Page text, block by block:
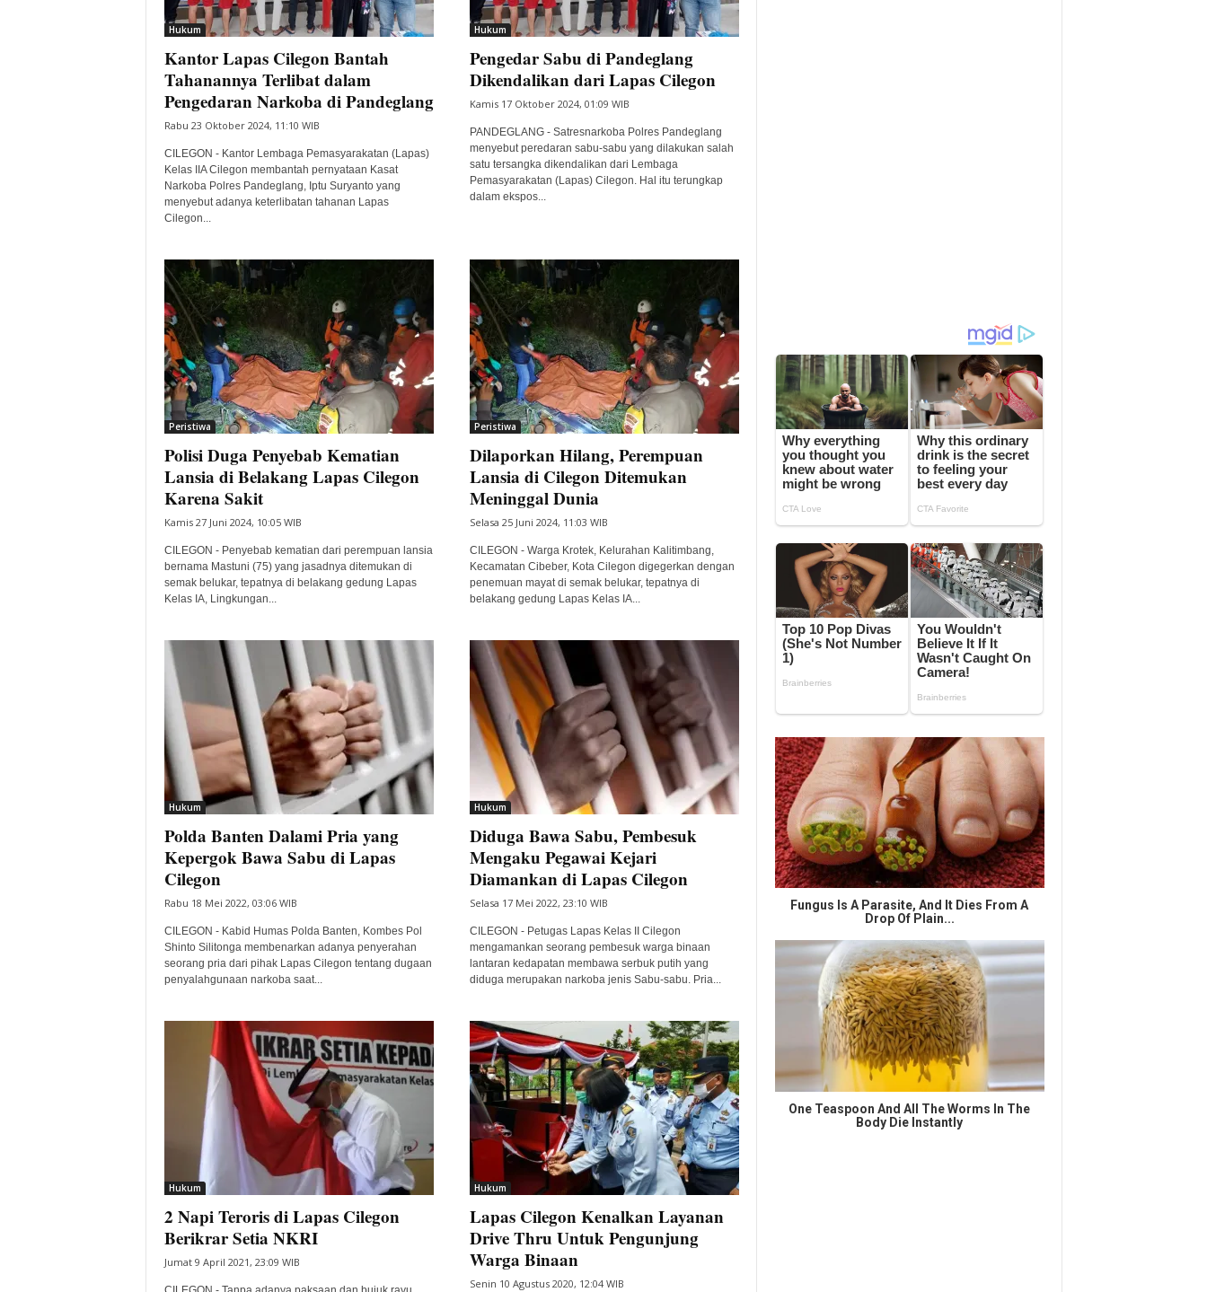
Hukum
Kantor Lapas Cilegon Bantah
Tahanannya Terlibat dalam
Pengedaran Narkoba di Pandeglang
Rabu 23 Oktober 2024, 11:10 WIB
CILEGON - Kantor Lembaga Pemasyarakatan (Lapas)
Kelas IIA Cilegon membantah pernyataan Kasat
Narkoba Polres Pandeglang, Iptu Suryanto yang
menyebut adanya keterlibatan tahanan Lapas
Cilegon...
Hukum
Pengedar Sabu di Pandeglang
Dikendalikan dari Lapas Cilegon
Kamis 17 Oktober 2024, 01:09 WIB
PANDEGLANG - Satresnarkoba Polres Pandeglang
menyebut peredaran sabu-sabu yang dilakukan salah
satu tersangka dikendalikan dari Lembaga
Pemasyarakatan (Lapas) Cilegon. Hal itu terungkap
dalam ekspos...
Peristiwa
Polisi Duga Penyebab Kematian
Lansia di Belakang Lapas Cilegon
Karena Sakit
Kamis 27 Juni 2024, 10:05 WIB
CILEGON - Penyebab kematian dari perempuan lansia
bernama Mastuni (75) yang jasadnya ditemukan di
semak belukar, tepatnya di belakang gedung Lapas
Kelas IA, Lingkungan...
Peristiwa
Dilaporkan Hilang, Perempuan
Lansia di Cilegon Ditemukan
Meninggal Dunia
Selasa 25 Juni 2024, 11:03 WIB
CILEGON - Warga Krotek, Kelurahan Kalitimbang,
Kecamatan Cibeber, Kota Cilegon digegerkan dengan
penemuan mayat di semak belukar, tepatnya di
belakang gedung Lapas Kelas IA...
Hukum
Polda Banten Dalami Pria yang
Kepergok Bawa Sabu di Lapas
Cilegon
Rabu 18 Mei 2022, 03:06 WIB
CILEGON - Kabid Humas Polda Banten, Kombes Pol
Shinto Silitonga membenarkan adanya penyerahan
seorang pria dari pihak Lapas Cilegon tentang dugaan
penyalahgunaan narkoba saat...
Hukum
Diduga Bawa Sabu, Pembesuk
Mengaku Pegawai Kejari
Diamankan di Lapas Cilegon
Selasa 17 Mei 2022, 23:10 WIB
CILEGON - Petugas Lapas Kelas II Cilegon
mengamankan seorang pembesuk warga binaan
lantaran kedapatan membawa serbuk putih yang
diduga merupakan narkoba jenis Sabu-sabu. Pria...
Hukum
2 Napi Teroris di Lapas Cilegon
Berikrar Setia NKRI
Jumat 9 April 2021, 23:09 WIB
Hukum
Lapas Cilegon Kenalkan Layanan
Drive Thru Untuk Pengunjung
Warga Binaan
Senin 10 Agustus 2020, 12:04 WIB
Fungus Is A Parasite, And It Dies From A
Drop Of Plain...
One Teaspoon And All The Worms In The
Body Die Instantly